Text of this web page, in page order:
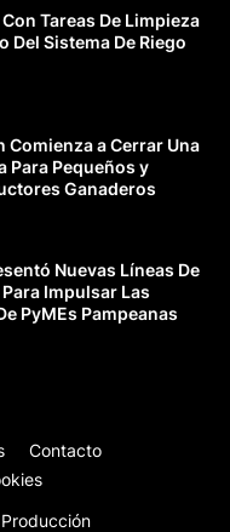
Con Tareas De Limpieza
Del Sistema De Riego
Comienza a Cerrar Una
Para Pequeños y
Ganaderos
Nuevas Líneas De
Impulsar Las
PyMEs Pampeanas
Producción
Contacto